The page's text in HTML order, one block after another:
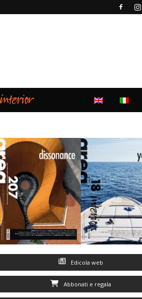
Edicola web
Abbonati e regala